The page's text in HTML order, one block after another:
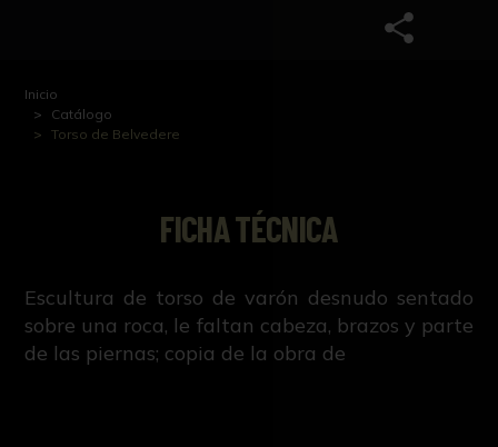
Inicio
Catálogo
Torso de Belvedere
FICHA TÉCNICA
Escultura de torso de varón desnudo sentado
sobre una roca, le faltan cabeza, brazos y parte
de las piernas; copia de la obra de